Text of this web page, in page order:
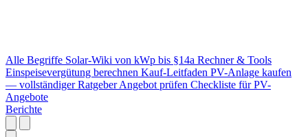
Alle Begriffe Solar-Wiki von kWp bis §14a Rechner & Tools
Einspeisevergütung berechnen Kauf-Leitfaden PV-Anlage kaufen
— vollständiger Ratgeber Angebot prüfen Checkliste für PV-
Angebote
Berichte